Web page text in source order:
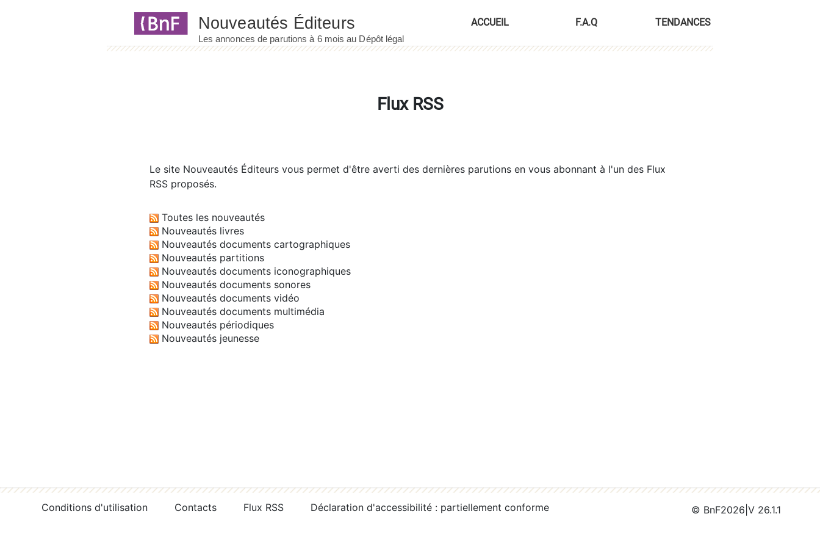
ACCUEIL F.A.Q TENDANCES
Flux RSS
Le site Nouveautés Éditeurs vous permet d'être averti des dernières parutions en vous abonnant à l'un des Flux
RSS proposés.
Toutes les nouveautés
Nouveautés livres
Nouveautés documents cartographiques
Nouveautés partitions
Nouveautés documents iconographiques
Nouveautés documents sonores
Nouveautés documents vidéo
Nouveautés documents multimédia
Nouveautés périodiques
Nouveautés jeunesse
Conditions d'utilisation Contacts Flux RSS Déclaration d'accessibilité : partiellement conforme © BnF2026 V 26.1.1